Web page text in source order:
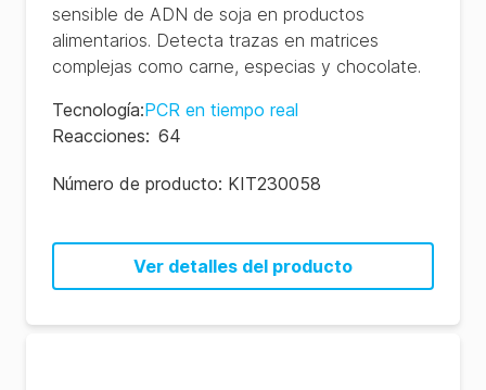
sensible de ADN de soja en productos
alimentarios. Detecta trazas en matrices
complejas como carne, especias y chocolate.
Tecnología:PCR en tiempo real
Reacciones: 64
Número de producto: KIT230058
Ver detalles del producto